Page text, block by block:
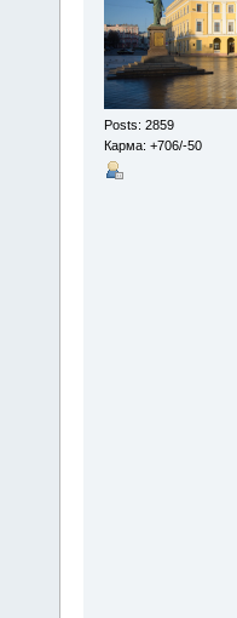
Posts: 2859
Карма: +706/-50